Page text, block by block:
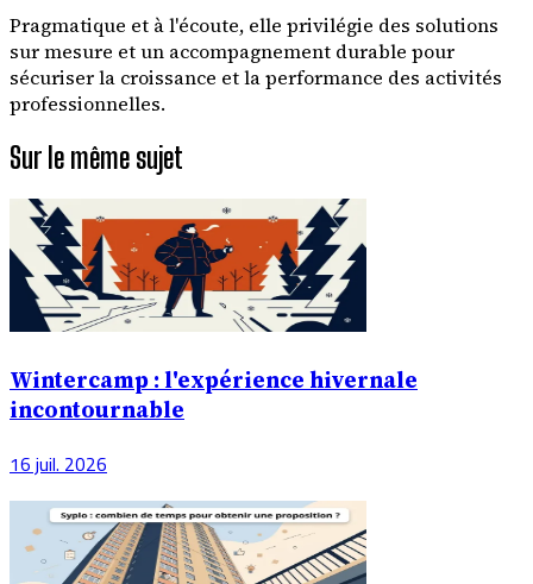
Pragmatique et à l'écoute, elle privilégie des solutions
sur mesure et un accompagnement durable pour
sécuriser la croissance et la performance des activités
professionnelles.
Sur le même sujet
Wintercamp : l'expérience hivernale
incontournable
16 juil. 2026